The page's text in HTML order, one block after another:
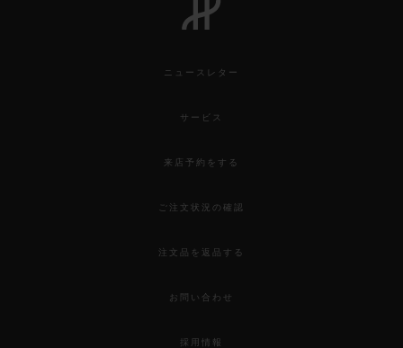
ニュースレター
サービス
来店予約をする
ご注文状況の確認
注文品を返品する
お問い合わせ
採用情報